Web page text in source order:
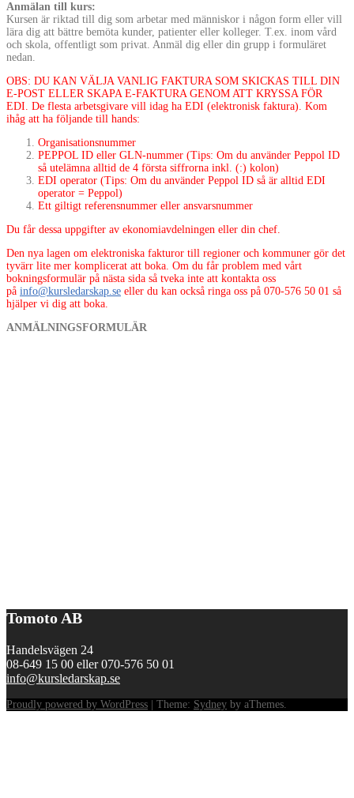
Anmälan till kurs:
Kursen är riktad till dig som arbetar med människor i någon form eller vill
lära dig att bättre bemöta kunder, patienter eller kolleger. T.ex. inom vård
och skola, offentligt som privat. Anmäl dig eller din grupp i formuläret
nedan.
OBS: DU KAN VÄLJA VANLIG FAKTURA SOM SKICKAS TILL DIN
E-POST ELLER SKAPA E-FAKTURA GENOM ATT KRYSSA FÖR
EDI. De flesta arbetsgivare vill idag ha EDI (elektronisk faktura). Kom
ihåg att ha följande till hands:
Organisationsnummer
PEPPOL ID eller GLN-nummer (Tips: Om du använder Peppol ID
så utelämna alltid de 4 första siffrorna inkl. (:) kolon)
EDI operator (Tips: Om du använder Peppol ID så är alltid EDI
operator = Peppol)
Ett giltigt referensnummer eller ansvarsnummer
Du får dessa uppgifter av ekonomiavdelningen eller din chef.
Den nya lagen om elektroniska fakturor till regioner och kommuner gör det
tyvärr lite mer komplicerat att boka. Om du får problem med vårt
bokningsformulär på nästa sida så tveka inte att kontakta oss
på info@kursledarskap.se eller du kan också ringa oss på 070-576 50 01 så
hjälper vi dig att boka.
ANMÄLNINGSFORMULÄR
Tomoto AB
Handelsvägen 24
08-649 15 00 eller 070-576 50 01
info@kursledarskap.se
Proudly powered by WordPress Theme: Sydney by aThemes.